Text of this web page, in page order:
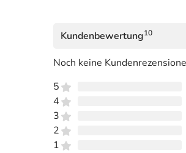
Kundenbewertung10
Noch keine
5
4
3
2
1